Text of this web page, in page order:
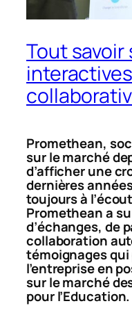
Tout
Promethean,
sur le marché
d’afficher une
dernières
toujours à
Promethean a
d’échanges, de
collaboration
témoignages
l’entreprise en
sur le marché
pour l’Education.